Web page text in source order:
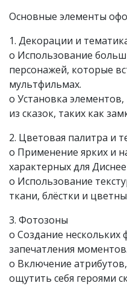
Основные элементы
1. Декорации и
o Использование
персонажей, которые
мультфильмах.
o Установка
из сказок, таких как
2. Цветовая палитра и
o Применение ярких и
характерных для
o Использование
ткани, блёстки и
3. Фотозоны
o Создание нескольких
запечатления моментов.
o Включение
ощутить себя героями